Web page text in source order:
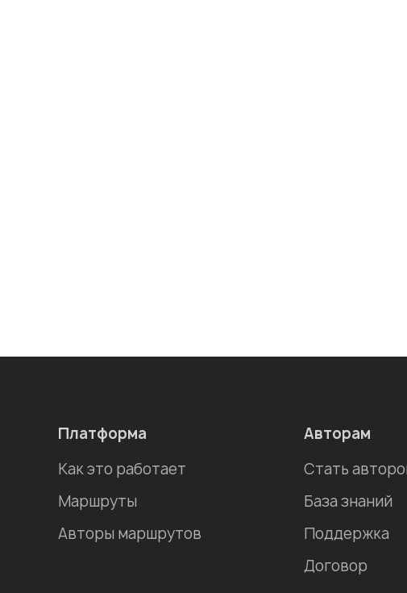
Платформа
Как это работает
Маршруты
Авторы маршрутов
Авторам
Стать
База знаний
Поддержка
Договор